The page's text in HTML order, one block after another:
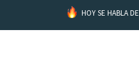
HOY SE HABLA DE